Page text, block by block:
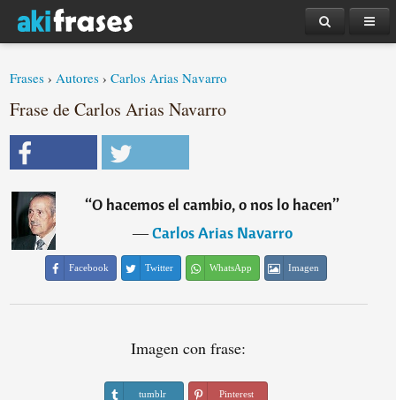
Frases ›Autores ›Carlos Arias Navarro
Frase de Carlos Arias Navarro
“O hacemos el cambio, o nos lo hacen”
―Carlos Arias Navarro
Facebook Twitter WhatsApp Imagen
Imagen con frase:
tumblr Pinterest